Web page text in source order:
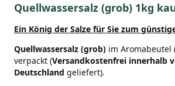
Quellwassersalz (grob) 1kg
Ein König der Salze für Sie zum
Quellwassersalz (grob) im Aromabeutel
verpackt (Versandkostenfrei innerhalb
Deutschland geliefert).